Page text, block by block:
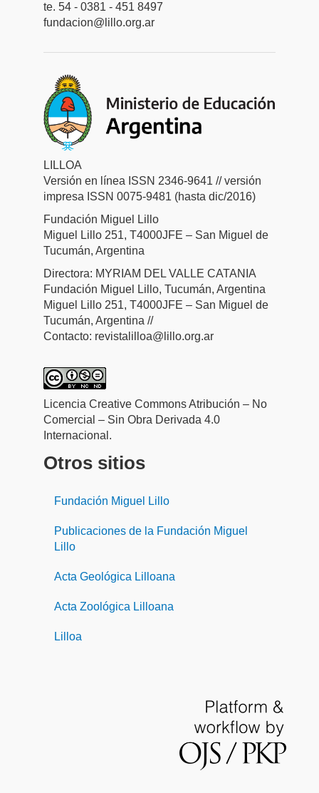
te. 54 - 0381 - 451 8497
fundacion@lillo.org.ar
LILLOA
Versión en línea ISSN 2346-9641 // versión
impresa ISSN 0075-9481 (hasta dic/2016)
Fundación Miguel Lillo
Miguel Lillo 251, T4000JFE – San Miguel de
Tucumán, Argentina
Directora: MYRIAM DEL VALLE CATANIA
Fundación Miguel Lillo, Tucumán, Argentina
Miguel Lillo 251, T4000JFE – San Miguel de
Tucumán, Argentina //
Contacto: revistalilloa@lillo.org.ar
Licencia Creative Commons Atribución – No
Comercial – Sin Obra Derivada 4.0
Internacional.
Otros sitios
Fundación Miguel Lillo
Publicaciones de la Fundación Miguel
Lillo
Acta Geológica Lilloana
Acta Zoológica Lilloana
Lilloa